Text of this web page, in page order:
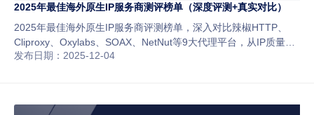
2025年最佳海外原生IP服务商测评榜单（深度评测+真实对比）
2025年最佳海外原生IP服务商评测榜单，深入对比辣椒HTTP、
Cliproxy、Oxylabs、SOAX、NetNut等9大代理平台，从IP质量、
稳定性、风控安全与性价比多维分析，帮助跨境卖家与运营团队选
发布日期：2025-12-04